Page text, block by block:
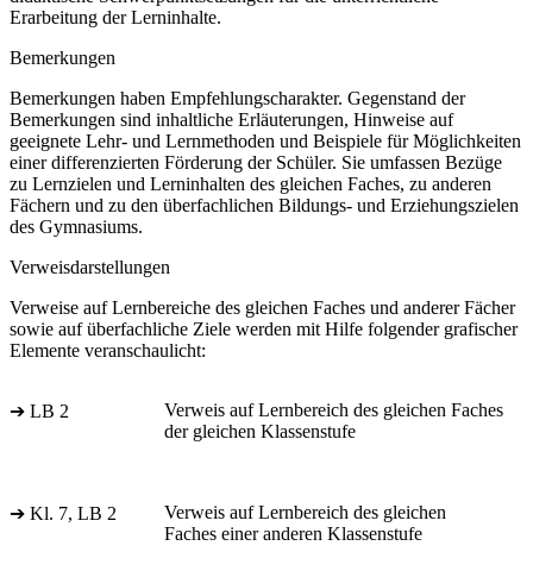
Erarbeitung der Lerninhalte.
Bemerkungen
Bemerkungen haben Empfehlungscharakter. Gegenstand der
Bemerkungen sind inhaltliche Erläuterungen, Hinweise auf
geeignete Lehr- und Lernmethoden und Beispiele für Möglichkeiten
einer differenzierten Förderung der Schüler. Sie umfassen Bezüge
zu Lernzielen und Lerninhalten des gleichen Faches, zu anderen
Fächern und zu den überfachlichen Bildungs- und Erziehungszielen
des Gymnasiums.
Verweisdarstellungen
Verweise auf Lernbereiche des gleichen Faches und anderer Fächer
sowie auf überfachliche Ziele werden mit Hilfe folgender grafischer
Elemente veranschaulicht:
➔ LB 2
Verweis auf Lernbereich des gleichen Faches
der gleichen Klassenstufe
➔ Kl. 7, LB 2
Verweis auf Lernbereich des gleichen
Faches einer anderen Klassenstufe